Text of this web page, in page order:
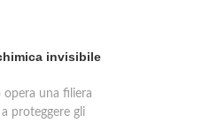
invisibile
opera una filiera
proteggere gli